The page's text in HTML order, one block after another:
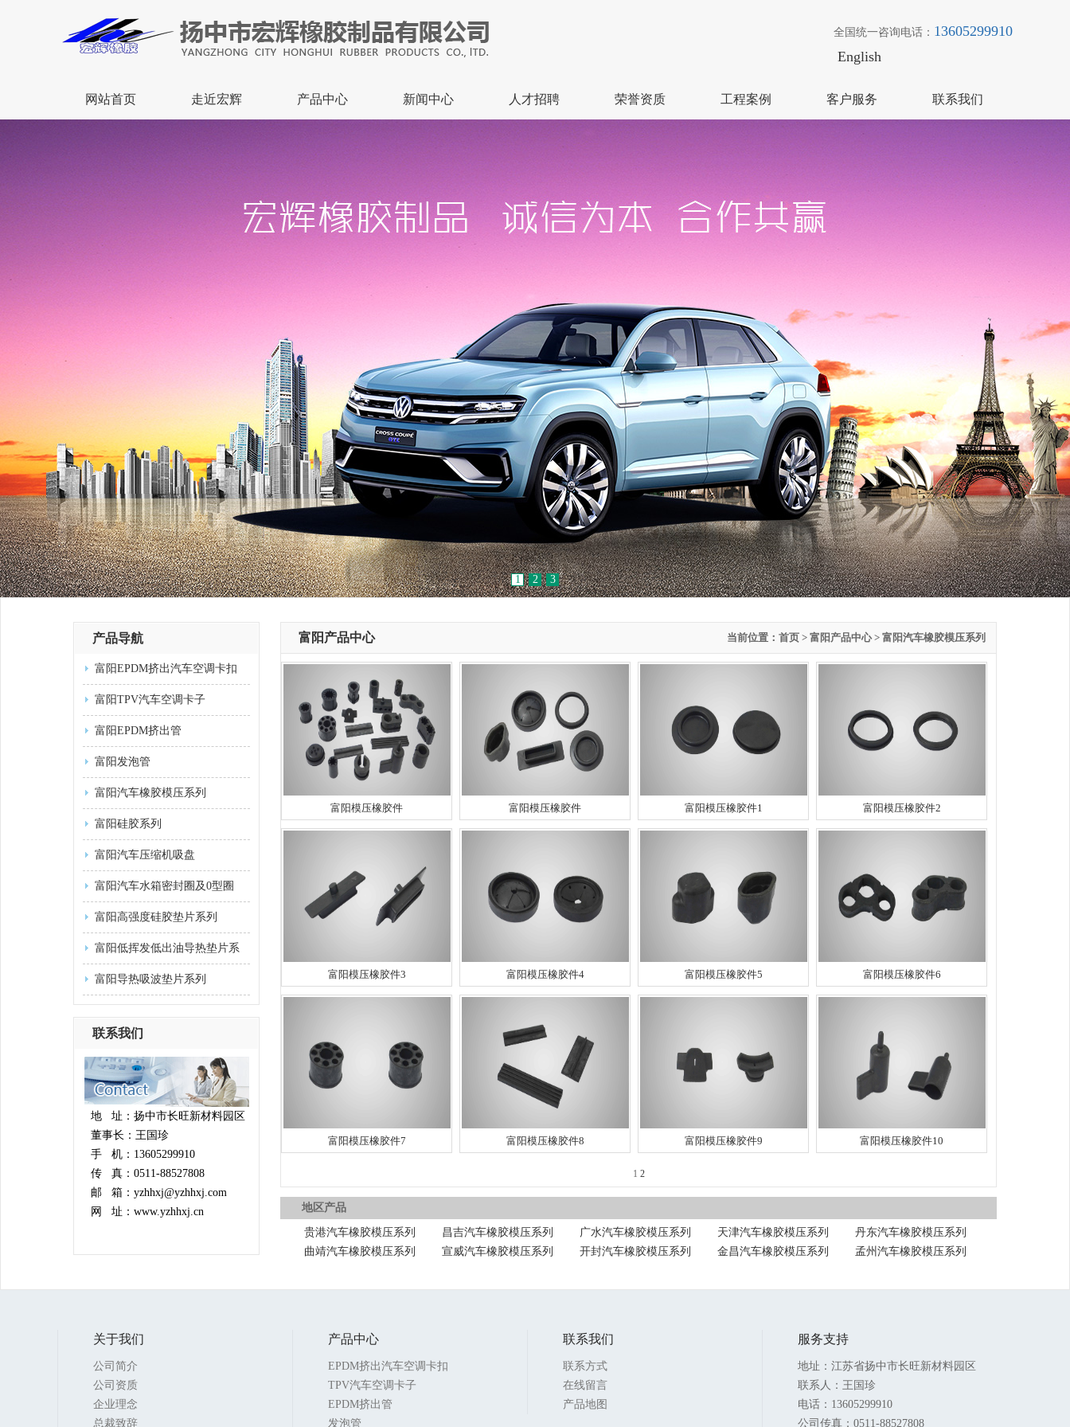
全国统一咨询电话： 13605299910
English
网站首页 走近宏辉 产品中心 新闻中心 人才招聘 荣誉资质 工程案例 客户服务 联系我们
1 2 3
产品导航
富阳EPDM挤出汽车空调卡扣
富阳TPV汽车空调卡子
富阳EPDM挤出管
富阳发泡管
富阳汽车橡胶模压系列
富阳硅胶系列
富阳汽车压缩机吸盘
富阳汽车水箱密封圈及0型圈
富阳高强度硅胶垫片系列
富阳低挥发低出油导热垫片系
列 富阳导热吸波垫片系列
联系我们
地 址：扬中市长旺新材料园区
董事长：王国珍
手 机：13605299910
传 真：0511-88527808
邮 箱：yzhhxj@yzhhxj.com
网 址：www.yzhhxj.cn
富阳产品中心 当前位置： 首页 > 富阳产品中心> 富阳汽车橡胶模压系列
富阳模压橡胶件 富阳模压橡胶件 富阳模压橡胶件1 富阳模压橡胶件2
富阳模压橡胶件3 富阳模压橡胶件4 富阳模压橡胶件5 富阳模压橡胶件6
富阳模压橡胶件7 富阳模压橡胶件8 富阳模压橡胶件9 富阳模压橡胶件10
1 2
地区产品
贵港汽车橡胶模压系列 昌吉汽车橡胶模压系列 广水汽车橡胶模压系列 天津汽车橡胶模压系列
丹东汽车橡胶模压系列
曲靖汽车橡胶模压系列
宣威汽车橡胶模压系列 开封汽车橡胶模压系列 金昌汽车橡胶模压系列 孟州汽车橡胶模压系列
关于我们
公司简介
公司资质
企业理念
总裁致辞
产品中心
EPDM挤出汽车空调卡扣
TPV汽车空调卡子
EPDM挤出管
发泡管
联系我们
联系方式
在线留言
产品地图
服务支持
地址：江苏省扬中市长旺新材料园区
联系人：王国珍
电话：13605299910
公司传真：0511-88527808